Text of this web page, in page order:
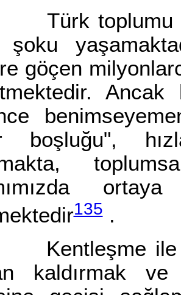
toplumu
şoku
göçen
boşluğu",
135.
ile
kaldırmak